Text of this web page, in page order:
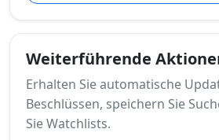
Weiterführende
Erhalten Sie automatische
Beschlüssen, speichern Sie
Sie Watchlists.